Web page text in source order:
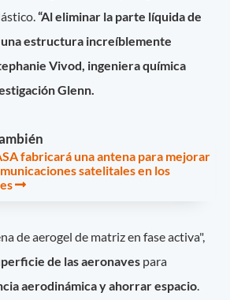
“Al eliminar la parte líquida de
una estructura increíblemente
Vivod, ingeniera química
Glenn.
fabricará una antena para mejorar
satelitales en los
de aerogel de matriz en fase activa",
de las aeronaves para
aerodinámica y ahorrar espacio.